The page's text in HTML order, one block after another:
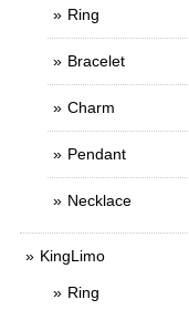
Ring
Bracelet
Charm
Pendant
Necklace
KingLimo
Ring